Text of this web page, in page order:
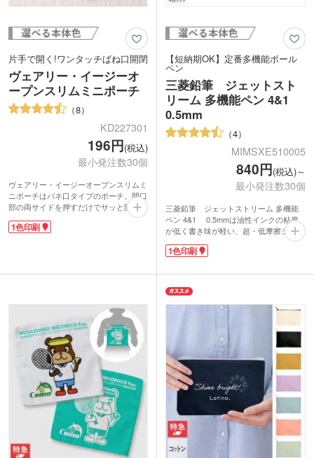
片手で開く!ワンタッチばね口開閉
ヴェアリー・イージーオ
ープンスリムミニポーチ
8
KD227301
196円(税込)
最小発注数30個
ヴェアリー・イージーオープンスリムミ
ニポーチはバネ口タイプのポーチ。開口
部の両サイドを押すだけでサッと開くと
こができます。口紅・ハンドクリームの
コスメの他、スマホケーブルやイヤホン
で、アパレル関係のオリジナルノベルテ
入・入会特典などのグッズ製作にいかが
1色印刷
【短納期OK】定番多機能ボール
ペン
三菱鉛筆 ジェットスト
リーム 多機能ペン 4&1
0.5mm
4
MIMSXE510005
840円(税込)～
最小発注数30個
三菱鉛筆 ジェットストリーム 多機能
ペン 4&1 0.5mmは油性インクの粘度
が低く書き味が軽い、超・低摩擦ジェッ
トストリームインク搭載。くっきりと濃
い描線なのに優れた速乾性なので、手が
写りもありません。人気の高い0.5mmの
4色ボールペンとシャープペンシルが一
緒になってこの価格も嬉しいですね!
軸径が太く印刷範囲が広めなので、ロゴ
ます。また、おしゃれなオリジナルパッ
ケージにも対応。記念品やプレゼントな
どに喜ばれる自慢の多機能ペンです。
1色印刷